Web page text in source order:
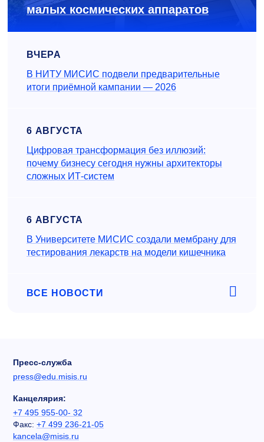
малых космических аппаратов
ВЧЕРА
В НИТУ МИСИС подвели предварительные
итоги приёмной кампании — 2026
6 АВГУСТА
Цифровая трансформация без иллюзий:
почему бизнесу сегодня нужны архитекторы
сложных ИТ-систем
6 АВГУСТА
В Университете МИСИС создали мембрану для
тестирования лекарств на модели кишечника
ВСЕ НОВОСТИ
Пресс-служба
press@edu.misis.ru
Канцелярия:
+7 495 955-00- 32
Факс: +7 499 236-21-05
kancela@misis.ru